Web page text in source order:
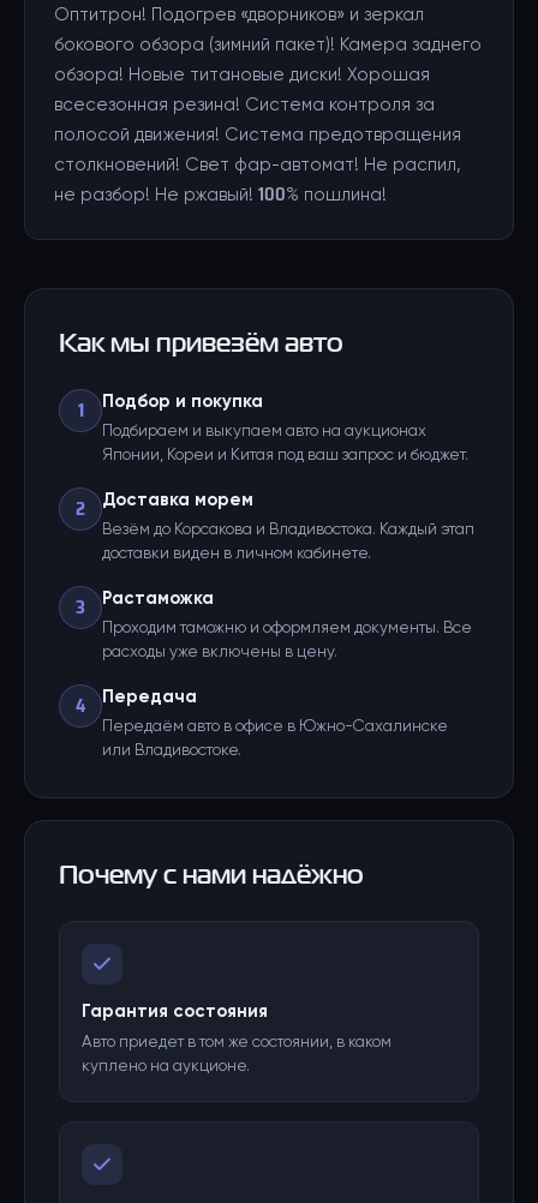
Оптитрон! Подогрев «дворников» и зеркал
бокового обзора (зимний пакет)! Камера заднего
обзора! Новые титановые диски! Хорошая
всесезонная резина! Система контроля за
полосой движения! Система предотвращения
столкновений! Свет фар-автомат! Не распил,
не разбор! Не ржавый! 100% пошлина!
Как мы привезём авто
1 Подбор и покупка
Подбираем и выкупаем авто на аукционах
Японии, Кореи и Китая под ваш запрос и бюджет.
2 Доставка морем
Везём до Корсакова и Владивостока. Каждый этап
доставки виден в личном кабинете.
3 Растаможка
Проходим таможню и оформляем документы. Все
расходы уже включены в цену.
4 Передача
Передаём авто в офисе в Южно-Сахалинске
или Владивостоке.
Почему с нами надёжно
Гарантия состояния
Авто приедет в том же состоянии, в каком
куплено на аукционе.